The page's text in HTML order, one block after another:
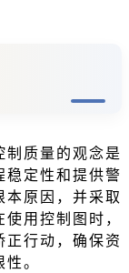
质量的观念是
定性和提供警
原因，并采取
用控制图时，
行动，确保资
。